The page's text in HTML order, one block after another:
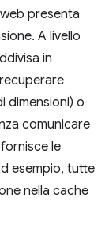
presenta
A livello
in
dimensioni) o
comunicare
le
esempio, tutte
nella cache